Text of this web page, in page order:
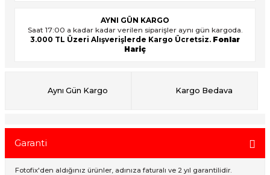
AYNI GÜN KARGO
Saat 17:00 a kadar kadar verilen siparişler aynı gün kargoda.
3.000 TL Üzeri Alışverişlerde Kargo Ücretsiz. Fonlar
Hariç
Aynı Gün Kargo Kargo Bedava
Garanti
Fotofix'den aldığınız ürünler, adınıza faturalı ve 2 yıl garantilidir.